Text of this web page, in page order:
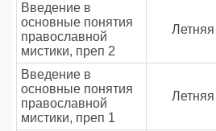
Введение в
основные понятия
православной
мистики, преп 2
Летняя
Введение в
основные понятия
православной
мистики, преп 1
Летняя